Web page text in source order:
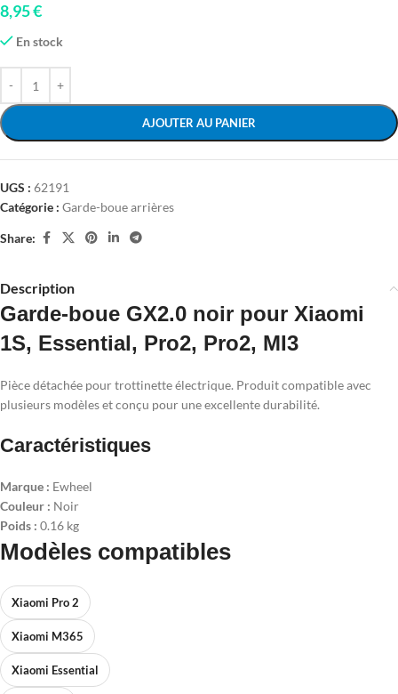
8,95€
En stock
AJOUTER AU PANIER
UGS : 62191
Catégorie : Garde-boue arrières
Share:
Description
Garde-boue GX2.0 noir pour Xiaomi
1S, Essential, Pro2, Pro2, MI3
Pièce détachée pour trottinette électrique. Produit compatible avec
plusieurs modèles et conçu pour une excellente durabilité.
Caractéristiques
Marque : Ewheel
Couleur : Noir
Poids : 0.16 kg
Modèles compatibles
Xiaomi Pro 2
Xiaomi M365
Xiaomi Essential